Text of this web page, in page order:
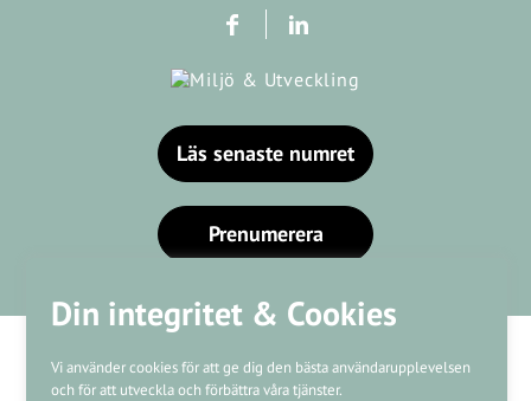
Din integritet & Cookies
Vi använder cookies för att ge dig den bästa användarupplevelsen
och för att utveckla och förbättra våra tjänster.
Läs senaste numret
Prenumerera